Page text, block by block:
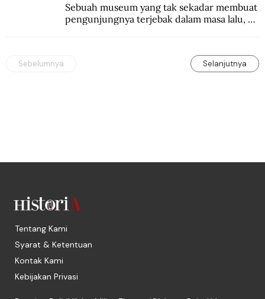
Sebuah museum yang tak sekadar membuat
pengunjungnya terjebak dalam masa lalu,
Sebelumnya Selanjutnya
Tentang Kami
Syarat & Ketentuan
Kontak Kami
Kebijakan Privasi